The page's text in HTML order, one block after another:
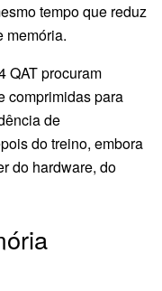
tempo que reduz
memória.
QAT procuram
comprimidas para
de
do treino, embora
do hardware, do